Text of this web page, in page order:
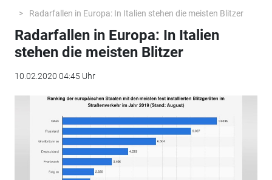
Radarfallen in Europa: In Italien stehen die meisten Blitzer
Radarfallen in Europa: In Italien
stehen die meisten Blitzer
10.02.2020 04:45 Uhr